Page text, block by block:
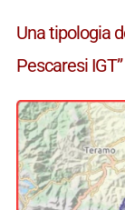
Una tipologia
Pescaresi